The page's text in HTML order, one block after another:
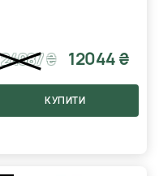
24087₴ 12044 ₴
КУПИТИ